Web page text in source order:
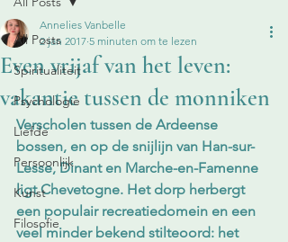
All Posts
Spiritualiteit
Psychologie
Liefde
Persoonlijk
Kunst
Filosofie
Even vrijaf van het leven:
vakantie tussen de monniken
Annelies Vanbelle
2 jan 2017 5 minuten om te lezen
Verscholen tussen de Ardeense
bossen, en op de snijlijn van Han-sur-
Lesse, Dinant en Marche-en-Famenne
ligt Chevetogne. Het dorp herbergt
een populair recreatiedomein en een
veel minder bekend stilteoord: het